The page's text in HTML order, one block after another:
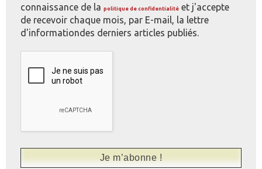
connaissance de la politique de confidentialité et j'accepte
de recevoir chaque mois, par E-mail, la lettre
d'informationdes derniers articles publiés.